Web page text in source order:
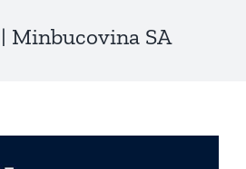
Minbucovina SA